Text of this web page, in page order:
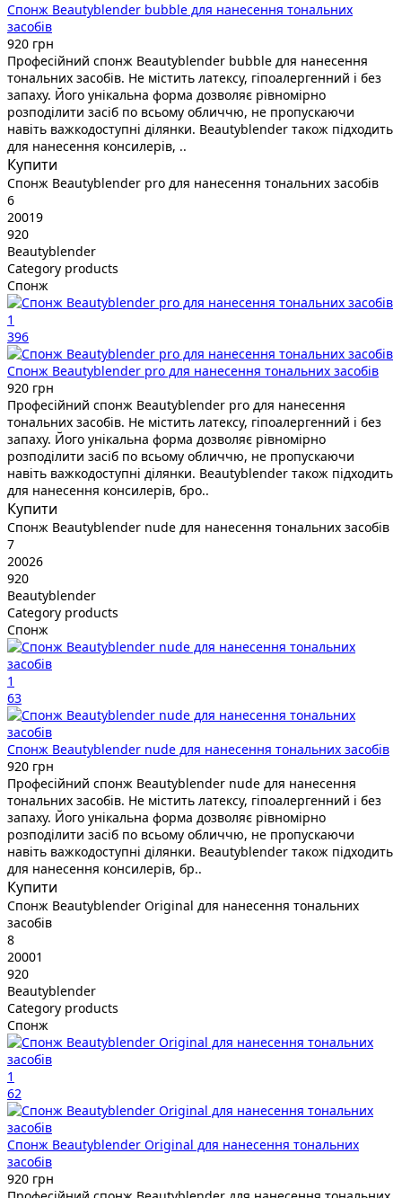
Спонж Beautyblender bubble для нанесення тональних
засобів
920 грн
Професійний спонж Beautyblender bubble для нанесення
тональних засобів. Не містить латексу, гіпоалергенний і без
запаху. Його унікальна форма дозволяє рівномірно
розподілити засіб по всьому обличчю, не пропускаючи
навіть важкодоступні ділянки. Beautyblender також підходить
для нанесення консилерів, ..
Купити
Спонж Beautyblender pro для нанесення тональних засобів
6
20019
920
Beautyblender
Category products
Спонж
1
396
Спонж Beautyblender pro для нанесення тональних засобів
920 грн
Професійний спонж Beautyblender pro для нанесення
тональних засобів. Не містить латексу, гіпоалергенний і без
запаху. Його унікальна форма дозволяє рівномірно
розподілити засіб по всьому обличчю, не пропускаючи
навіть важкодоступні ділянки. Beautyblender також підходить
для нанесення консилерів, бро..
Купити
Спонж Beautyblender nude для нанесення тональних засобів
7
20026
920
Beautyblender
Category products
Спонж
1
63
Спонж Beautyblender nude для нанесення тональних засобів
920 грн
Професійний спонж Beautyblender nude для нанесення
тональних засобів. Не містить латексу, гіпоалергенний і без
запаху. Його унікальна форма дозволяє рівномірно
розподілити засіб по всьому обличчю, не пропускаючи
навіть важкодоступні ділянки. Beautyblender також підходить
для нанесення консилерів, бр..
Купити
Спонж Beautyblender Original для нанесення тональних
засобів
8
20001
920
Beautyblender
Category products
Спонж
1
62
Спонж Beautyblender Original для нанесення тональних
засобів
920 грн